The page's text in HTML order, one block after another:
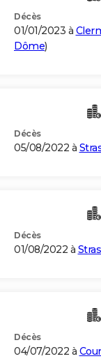
Décès
01/01/2023 à
Dôme)
Décès
05/08/2022 à
Décès
01/08/2022 à
Décès
04/07/2022 à